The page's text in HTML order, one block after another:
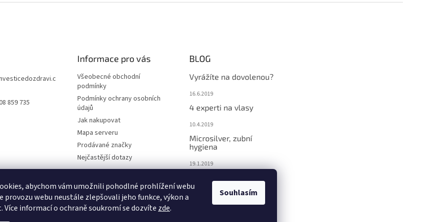
abychom vám umožnili pohodlné prohlížení webu
provozu webu neustále zlepšovali jeho funkce, výkon a
informací o ochraně soukromí se dozvíte zde.
Souhlasím
859 735
Informace pro vás
Všeobecné obchodní
podmínky
Podmínky ochrany osobních
údajů
Jak nakupovat
Mapa serveru
Prodávané značky
Nejčastější dotazy
BLOG
Vyrážíte na dovolenou?
16.6.2019
4 experti na vlasy
10.4.2019
Microsilver, zubní
hygiena
19.1.2019
organismus?
12.1.2019